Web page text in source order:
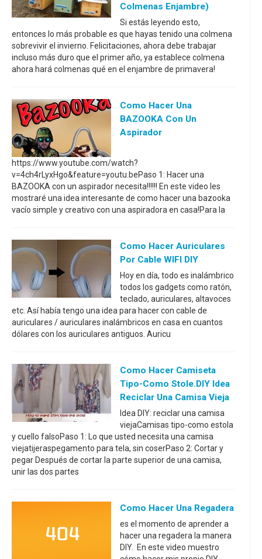
Colmenas Enjambre)
Si estás leyendo esto,
entonces lo más probable es que hayas tenido una colmena
sobrevivir el invierno. Felicitaciones, ahora debe trabajar
incluso más duro que el primer año, ya establece colmena
ahora hará colmenas qué en el enjambre de primavera!
Como Hacer Una
BAZOOKA Con Un
Aspirador
https://www.youtube.com/watch?
v=4ch4rLyxHgo&feature=youtu.bePaso 1: Hacer una
BAZOOKA con un aspirador necesita!!!!!! En este video les
mostraré una idea interesante de como hacer una bazooka
vacío simple y creativo con una aspiradora en casa!Para la
Como Hacer Auriculares
Por Cable WIFI DIY
Hoy en día, todo es inalámbrico
todos los gadgets como ratón,
teclado, auriculares, altavoces
etc. Así había tengo una idea para hacer con cable de
auriculares / auriculares inalámbricos en casa en cuantos
dólares con los auriculares antiguos. Auricu
Como Hacer Camiseta
Tipo-Como Stole.DIY Idea
Reciclar Una Camisa Vieja
Idea DIY: reciclar una camisa
viejaCamisas tipo-como estola
y cuello falsoPaso 1: Lo que usted necesita una camisa
viejatijeraspegamento para tela, sin coserPaso 2: Cortar y
pegar Después de cortar la parte superior de una camisa,
unir las dos partes
Como Hacer Una Regadera
es el momento de aprender a
hacer una regadera la manera
DIY. En este video muestro